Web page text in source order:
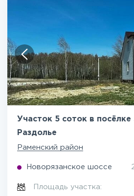
Участок 5 соток в
Раздолье
Раменский район
Новорязанское шоссе
Площадь участка: